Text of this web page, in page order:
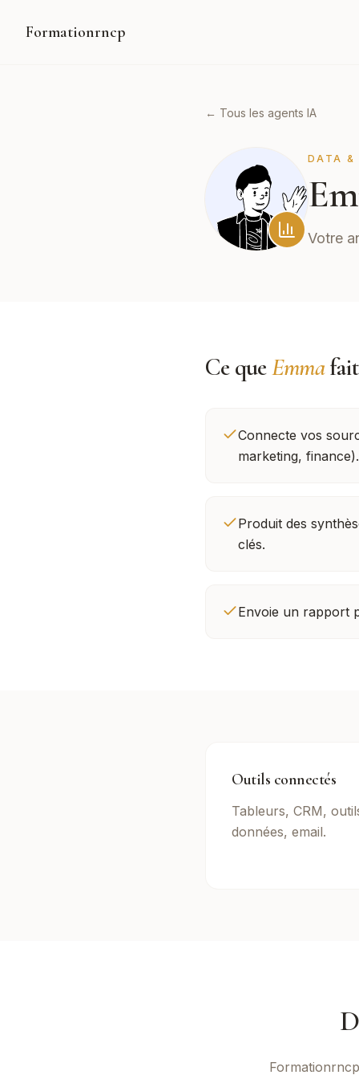
Formationrncp
← Tous les agents IA
DATA &
Votre
Ce queEmmafait
Connecte vos
marketing, finance).
Produit des
clés.
Envoie un rapport
Outils connectés
Tableurs, CRM,
données, email.
Formationrncp